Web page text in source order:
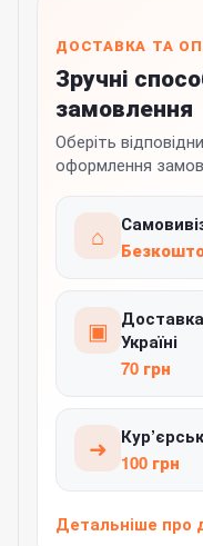
ДОСТАВКА ТА
Зручні
замовлення
Оберіть
оформлення
⌂
▣ Україні
70 грн
➜
100 грн
Детальніше про